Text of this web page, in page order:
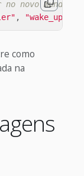
no novo mundo
, "wake_up"
como
na